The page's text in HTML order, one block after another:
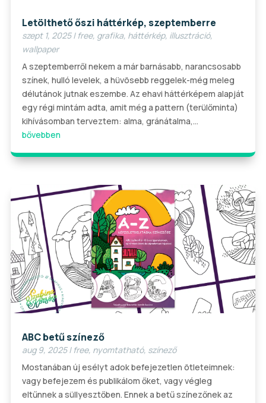
Letölthető őszi háttérkép, szeptemberre
szept 1, 2025| free, grafika, háttérkép, illusztráció,
wallpaper
A szeptemberről nekem a már barnásabb, narancsosabb
színek, hulló levelek, a hüvösebb reggelek-még meleg
délutánok jutnak eszembe. Az ehavi háttérképem alapját
egy régi mintám adta, amit még a pattern (terülőminta)
kihívásomban terveztem: alma, gránátalma,...
bővebben
ABC betű színező
aug 9, 2025| free, nyomtatható, színező
Mostanában új esélyt adok befejezetlen ötleteimnek:
vagy befejezem és publikálom őket, vagy végleg
eltűnnek a süllyesztőben. Ennek a betű színezőnek az